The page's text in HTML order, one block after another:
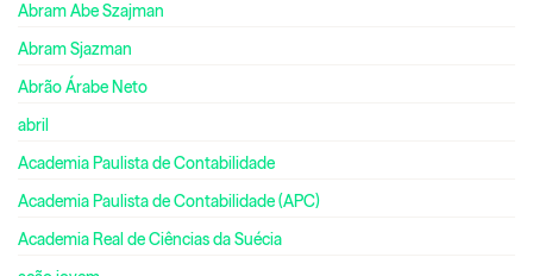
Abram Abe Szajman
Abram Sjazman
Abrão Árabe Neto
abril
Academia Paulista de Contabilidade
Academia Paulista de Contabilidade (APC)
Academia Real de Ciências da Suécia